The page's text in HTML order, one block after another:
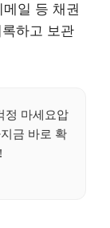
일 등 채권
하고 보관
정 마세요압
금 바로 확